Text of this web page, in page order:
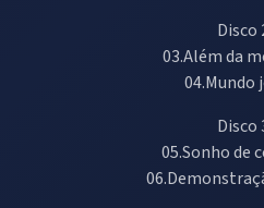
Disco
03.Além da
04.Mundo
Disco
05.Sonho de